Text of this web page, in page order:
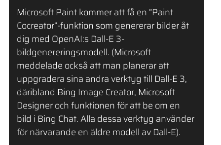
Microsoft Paint kommer att få en ”Paint
Cocreator”-funktion som genererar bilder åt
dig med OpenAI:s Dall-E 3-
bildgenereringsmodell. (Microsoft
meddelade också att man planerar att
uppgradera sina andra verktyg till Dall-E 3,
däribland Bing Image Creator, Microsoft
Designer och funktionen för att be om en
bild i Bing Chat. Alla dessa verktyg använder
för närvarande en äldre modell av Dall-E).